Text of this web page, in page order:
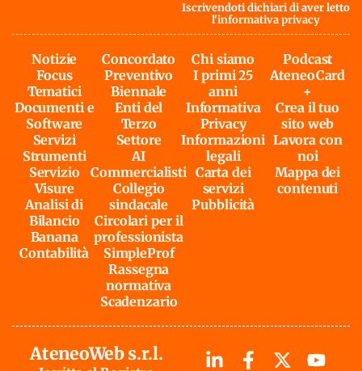
Iscrivendoti dichiari di aver letto
l'informativa privacy
Notizie
Focus
Tematici
Documenti e
Software
Servizi
Strumenti
Servizio
Visure
Analisi di
Bilancio
Banana
Contabilità
Concordato
Preventivo
Biennale
Enti del
Terzo
Settore
AI
Commercialisti
Collegio
sindacale
Circolari per il
professionista
SimpleProf
Rassegna
normativa
Scadenzario
Chi siamo
I primi 25
anni
Informativa
Privacy
Informazioni
legali
Carta dei
servizi
Pubblicità
Podcast
AteneoCard
+
Crea il tuo
sito web
Lavora con
noi
Mappa dei
contenuti
AteneoWeb s.r.l.